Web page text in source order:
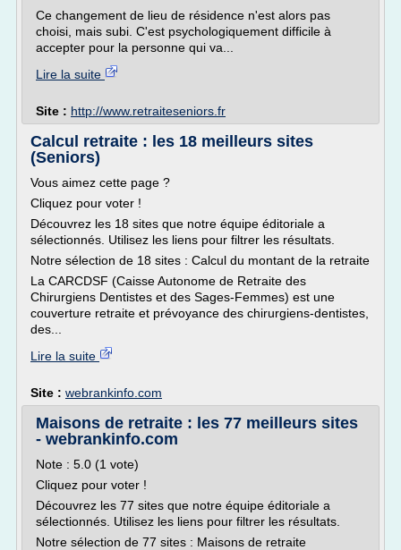
Ce changement de lieu de résidence n'est alors pas
choisi, mais subi. C'est psychologiquement difficile à
accepter pour la personne qui va...
Lire la suite
Site : http://www.retraiteseniors.fr
Calcul retraite : les 18 meilleurs sites
(Seniors)
Vous aimez cette page ?
Cliquez pour voter !
Découvrez les 18 sites que notre équipe éditoriale a
sélectionnés. Utilisez les liens pour filtrer les résultats.
Notre sélection de 18 sites : Calcul du montant de la retraite
La CARCDSF (Caisse Autonome de Retraite des
Chirurgiens Dentistes et des Sages-Femmes) est une
couverture retraite et prévoyance des chirurgiens-dentistes,
des...
Lire la suite
Site : webrankinfo.com
Maisons de retraite : les 77 meilleurs sites
- webrankinfo.com
Note : 5.0 (1 vote)
Cliquez pour voter !
Découvrez les 77 sites que notre équipe éditoriale a
sélectionnés. Utilisez les liens pour filtrer les résultats.
Notre sélection de 77 sites : Maisons de retraite